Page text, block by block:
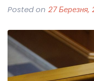
Posted on 27 Березня,